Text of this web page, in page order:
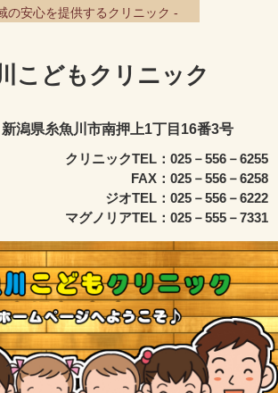
の安心を提供するクリニック -
こどもクリニック
潟県糸魚川市南押上1丁目16番3号
クリニックTEL：025－556－6255
FAX：025－556－6258
ジオTEL：025－556－6222
マグノリアTEL：025－555－7331